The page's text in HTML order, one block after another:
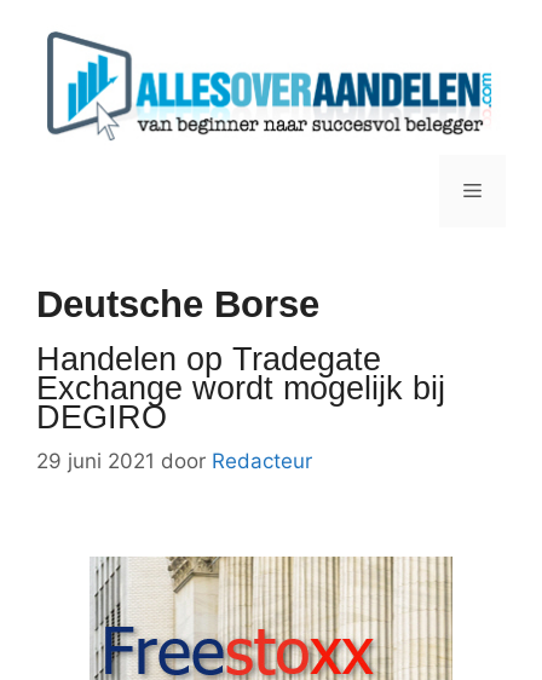
Menu
Deutsche Borse
Handelen op Tradegate
Exchange wordt mogelijk bij
DEGIRO
29 juni 2021 door Redacteur